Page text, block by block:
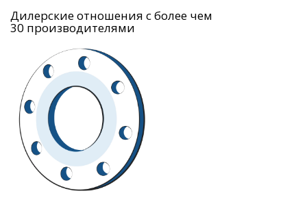
Дилерские отношения с более чем
30 производителями